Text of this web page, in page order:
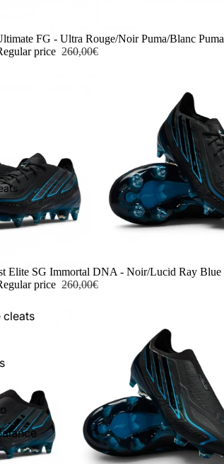
cleats
FG - Ultra Rouge/Noir Puma/Blanc Puma
price 260,00€
Elite SG Immortal DNA - Noir/Lucid Ray Blue
price 260,00€